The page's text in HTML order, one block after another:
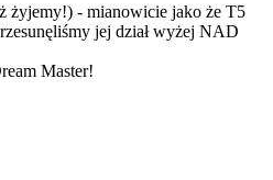
żyjemy!) - mianowicie jako że T5
jej dział wyżej NAD
Master!